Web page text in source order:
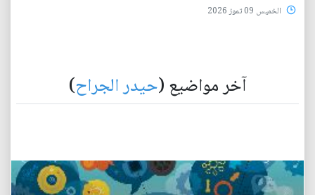
الخميس 09 تموز 2026
آخر مواضيع (حيدر الجراح)